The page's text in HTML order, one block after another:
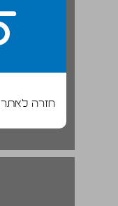
חזרה לאתר